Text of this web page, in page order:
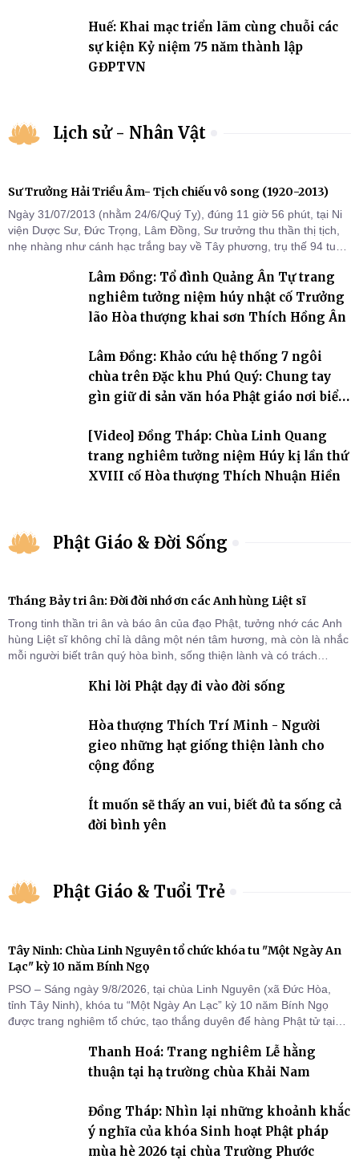
Huế: Khai mạc triển lãm cùng chuỗi các
sự kiện Kỷ niệm 75 năm thành lập
GĐPTVN
Lịch sử - Nhân Vật
Sư Trưởng Hải Triều Âm- Tịch chiếu vô song (1920-2013)
Ngày 31/07/2013 (nhằm 24/6/Quý Tỵ), đúng 11 giờ 56 phút, tại Ni
viện Dược Sư, Đức Trọng, Lâm Đồng, Sư trưởng thu thần thị tịch,
nhẹ nhàng như cánh hạc trắng bay về Tây phương, trụ thế 94 tuổi
Lâm Đồng: Tổ đình Quảng Ân Tự trang
nghiêm tưởng niệm húy nhật cố Trưởng
lão Hòa thượng khai sơn Thích Hồng Ân
Lâm Đồng: Khảo cứu hệ thống 7 ngôi
chùa trên Đặc khu Phú Quý: Chung tay
gìn giữ di sản văn hóa Phật giáo nơi biển
[Video] Đồng Tháp: Chùa Linh Quang
trang nghiêm tưởng niệm Húy kị lần thứ
XVIII cố Hòa thượng Thích Nhuận Hiền
Phật Giáo & Đời Sống
Tháng Bảy tri ân: Đời đời nhớ ơn các Anh hùng Liệt sĩ
Trong tinh thần tri ân và báo ân của đạo Phật, tưởng nhớ các Anh
hùng Liệt sĩ không chỉ là dâng một nén tâm hương, mà còn là nhắc
mỗi người biết trân quý hòa bình, sống thiện lành và có trách
Khi lời Phật dạy đi vào đời sống
Hòa thượng Thích Trí Minh - Người
gieo những hạt giống thiện lành cho
cộng đồng
Ít muốn sẽ thấy an vui, biết đủ ta sống cả
đời bình yên
Phật Giáo & Tuổi Trẻ
Tây Ninh: Chùa Linh Nguyên tổ chức khóa tu "Một Ngày An
Lạc" kỳ 10 năm Bính Ngọ
PSO – Sáng ngày 9/8/2026, tại chùa Linh Nguyên (xã Đức Hòa,
tỉnh Tây Ninh), khóa tu “Một Ngày An Lạc” kỳ 10 năm Bính Ngọ
được trang nghiêm tổ chức, tạo thắng duyên để hàng Phật tử tại
Thanh Hoá: Trang nghiêm Lễ hằng
thuận tại hạ trường chùa Khải Nam
Đồng Tháp: Nhìn lại những khoảnh khắc
ý nghĩa của khóa Sinh hoạt Phật pháp
mùa hè 2026 tại chùa Trường Phước